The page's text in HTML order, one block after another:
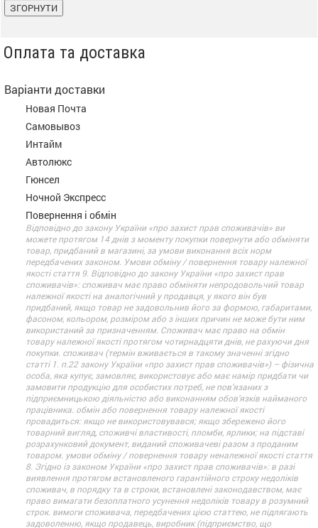
ЗГОРНУТИ
Оплата та доставка
Варіанти доставки
Новая Почта
Самовывоз
Интайм
Автолюкс
Гюнсел
Ночной Экспресс
Повернення і обмін
Відповідно до закону України «про захист прав споживачів» ви
можете протягом 14 днів з моменту покупки повернути або обміняти
товар, придбаний в магазині, за умови виконання всіх норм
передбачених законом. Умови обміну / повернення товару належної
якості стаття 9. Відповідно до закону України «про захист прав
споживачів»: споживач має право обміняти непродовольчий товар
належної якості на аналогічний у продавця, у якого він був
придбаний, якщо товар не задовольнив його за формою, габаритами,
фасоном, кольором, розміром або з інших причин не може бути ним
використаний за призначенням. Споживач має право на обмін
товару належної якості протягом чотирнадцяти днів, не рахуючи дня
покупки. споживач (термін вживається в такому значенні згідно
статті 1. п.22 закону України «про захист прав споживачів») – фізична
особа, яка купує, замовляє, використовує або має намір придбати чи
замовити продукцію для особистих потреб, не пов’язаних з
підприємницькою діяльністю або виконанням обов’язків найманого
працівника. обмін або повернення товару належної якості
провадиться: якщо не використовувався; якщо збережено його
товарний вигляд, споживчі властивості, пломби, ярлики; на підставі
розрахунковий документ, виданий споживачеві разом з проданим
товаром. умови обміну / повернення товару неналежної якості стаття
8. Згідно із законом України «про захист прав споживачів»: в разі
виявлення протягом встановленого гарантійного строку недоліків
споживач, в порядку та в строки, встановлені законодавством, має
право вимагати безоплатного усунення недоліків товару в розумний
строк. вимоги споживача, передбачених цією статтею, не підлягають
задоволенню, якщо продавець, виробник (підприємство, що